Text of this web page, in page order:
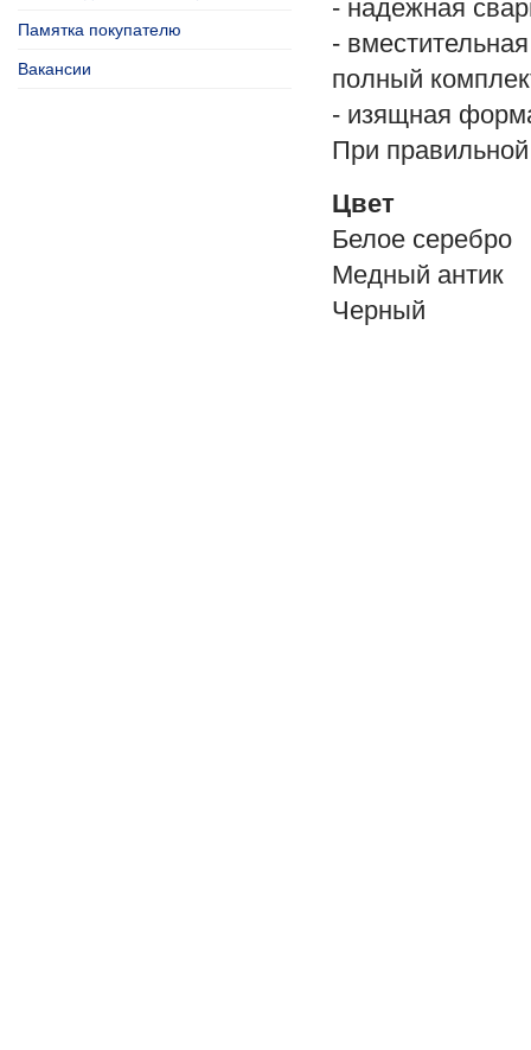
Памятка покупателю
Вакансии
- надежная
-
полный
- изящная
При
Цвет
Белое серебро
Медный антик
Черный